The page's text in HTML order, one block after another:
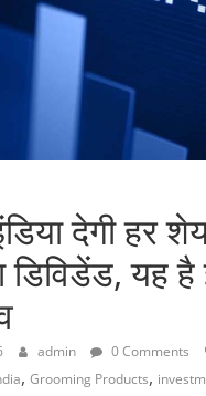
देगी हर
यह
admin 0 Comments
, Grooming Products,